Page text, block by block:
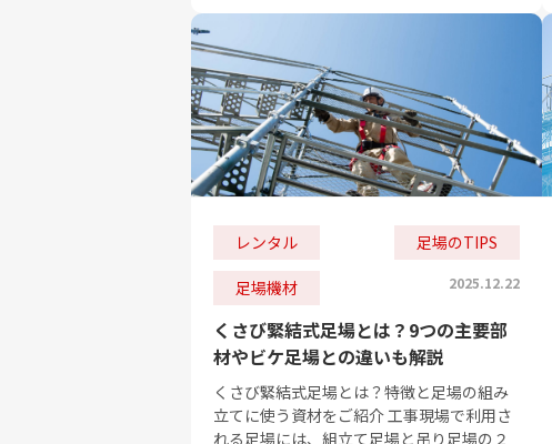
レンタル 足場のTIPS
足場機材 2025.12.22
くさび緊結式足場とは？9つの主要部
材やビケ足場との違いも解説
くさび緊結式足場とは？特徴と足場の組み
立てに使う資材をご紹介 工事現場で利用さ
れる足場には、組立て足場と吊り足場の２